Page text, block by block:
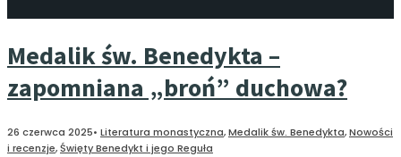
Medalik św. Benedykta –
zapomniana „broń” duchowa?
26 czerwca 2025• Literatura monastyczna,Medalik św. Benedykta,Nowości
i recenzje,Święty Benedykt i jego Reguła